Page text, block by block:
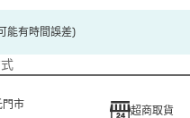
能有時間誤差)
門市
超商取貨